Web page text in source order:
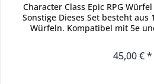
Character Class Epic RPG
Sonstige Dieses Set besteht aus
Würfeln. Kompatibel mit 5e
45,00 € *